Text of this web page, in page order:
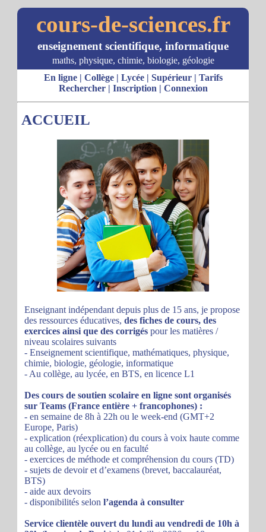
cours-de-sciences.fr
enseignement scientifique, informatique
maths, physique, chimie, biologie, géologie
En ligne| Collège| Lycée| Supérieur| Tarifs
Rechercher| Inscription | Connexion
ACCUEIL
Enseignant indépendant depuis plus de 15 ans, je propose
des ressources éducatives, des fiches de cours, des
exercices ainsi que des corrigés pour les matières /
niveau scolaires suivants
- Enseignement scientifique, mathématiques, physique,
chimie, biologie, géologie, informatique
- Au collège, au lycée, en BTS, en licence L1
Des cours de soutien scolaire en ligne sont organisés
sur Teams (France entière + francophones) :
- en semaine de 8h à 22h ou le week-end (GMT+2
Europe, Paris)
- explication (réexplication) du cours à voix haute comme
au collège, au lycée ou en faculté
- exercices de méthode et compréhension du cours (TD)
- sujets de devoir et d’examens (brevet, baccalauréat,
BTS)
- aide aux devoirs
- disponibilités selon l’agenda à consulter
Service clientèle ouvert du lundi au vendredi de 10h à